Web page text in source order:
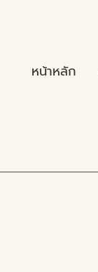
หน้าหลัก